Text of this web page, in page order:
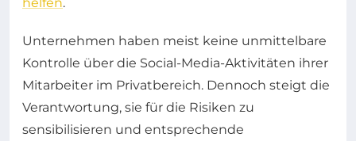
Unternehmen haben meist keine unmittelbare
Kontrolle über die Social-Media-Aktivitäten ihrer
Mitarbeiter im Privatbereich. Dennoch steigt die
Verantwortung, sie für die Risiken zu
sensibilisieren und entsprechende